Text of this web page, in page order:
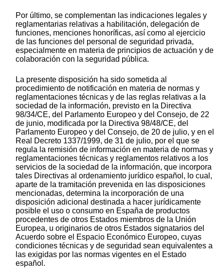
Por último, se complementan las indicaciones legales y
reglamentarias relativas a habilitación, delegación de
funciones, menciones honoríficas, así como al ejercicio
de las funciones del personal de seguridad privada,
especialmente en materia de principios de actuación y de
colaboración con la seguridad pública.
La presente disposición ha sido sometida al
procedimiento de notificación en materia de normas y
reglamentaciones técnicas y de las reglas relativas a la
sociedad de la información, previsto en la Directiva
98/34/CE, del Parlamento Europeo y del Consejo, de 22
de junio, modificada por la Directiva 98/48/CE, del
Parlamento Europeo y del Consejo, de 20 de julio, y en el
Real Decreto 1337/1999, de 31 de julio, por el que se
regula la remisión de información en materia de normas y
reglamentaciones técnicas y reglamentos relativos a los
servicios de la sociedad de la información, que incorpora
tales Directivas al ordenamiento jurídico español, lo cual,
aparte de la tramitación prevenida en las disposiciones
mencionadas, determina la incorporación de una
disposición adicional destinada a hacer jurídicamente
posible el uso o consumo en España de productos
procedentes de otros Estados miembros de la Unión
Europea, u originarios de otros Estados signatarios del
Acuerdo sobre el Espacio Económico Europeo, cuyas
condiciones técnicas y de seguridad sean equivalentes a
las exigidas por las normas vigentes en el Estado
español.